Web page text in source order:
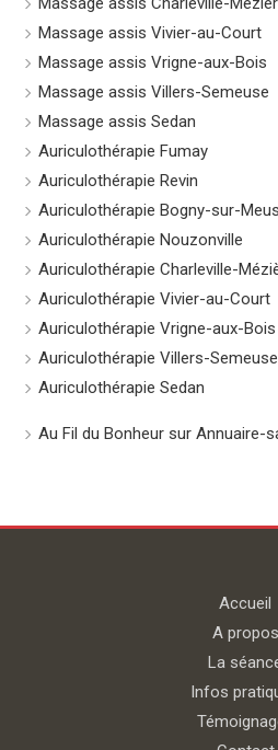
Massage assis Vivier-au-Court
Massage assis Vrigne-aux-Bois
Massage assis Villers-Semeuse
Massage assis Sedan
Auriculothérapie Fumay
Auriculothérapie Revin
Auriculothérapie Bogny-sur-
Auriculothérapie Nouzonville
Auriculothérapie Charleville-
Auriculothérapie Vivier-au-Court
Auriculothérapie Vrigne-aux-Bois
Auriculothérapie Villers-Semeuse
Auriculothérapie Sedan
Au Fil du Bonheur sur Annuaire-
Accueil
A propos
La
Infos